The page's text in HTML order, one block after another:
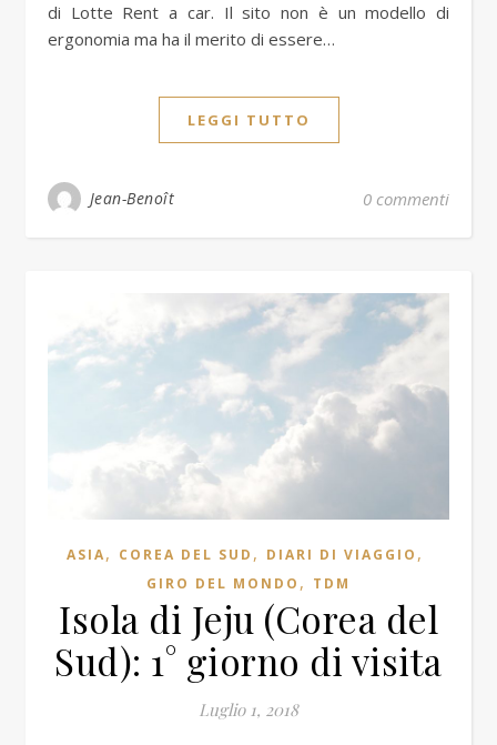
di Lotte Rent a car. Il sito non è un modello di
ergonomia ma ha il merito di essere…
LEGGI TUTTO
Jean-Benoît 0 commenti
ASIA, COREA DEL SUD , DIARI DI VIAGGIO ,
GIRO DEL MONDO , TDM
Isola di Jeju (Corea del
Sud): 1° giorno di visita
Luglio 1, 2018